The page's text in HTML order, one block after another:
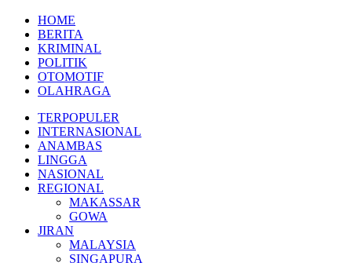
HOME
BERITA
KRIMINAL
POLITIK
OTOMOTIF
OLAHRAGA
TERPOPULER
INTERNASIONAL
ANAMBAS
LINGGA
NASIONAL
REGIONAL
MAKASSAR
GOWA
JIRAN
MALAYSIA
SINGAPURA